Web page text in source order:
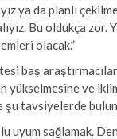
ya da planlı
Bu oldukça zor.
olacak.”
baş
yükselmesine ve
şu tavsiyelerde
uyum sağlamak.